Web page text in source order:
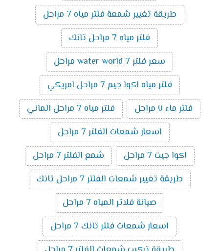
طريقة تغيير شمعة فلتر مياه 7 مراحل
فلتر مياه 7 مراحل تانك
سعر فلتر water world 7 مراحل
فلتر مياه اكوا جيم 7 مراحل امريكي
فلتر ماء ٧ مراحل
فلتر مياه 7 مراحل الماني
اسعار شمعات الفلتر 7 مراحل
اكوا جيت 7 مراحل
شمع الفلتر 7 مراحل
طريقة تغيير شمعات الفلتر 7 مراحل تانك
صيانة فلاتر المياه 7 مراحل
اسعار شمعات فلتر تانك 7 مراحل